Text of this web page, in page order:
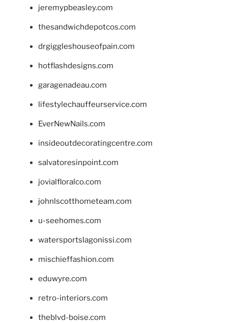
jeremypbeasley.com
thesandwichdepotcos.com
drgiggleshouseofpain.com
hotflashdesigns.com
garagenadeau.com
lifestylechauffeurservice.com
EverNewNails.com
insideoutdecoratingcentre.com
salvatoresinpoint.com
jovialfloralco.com
johnlscotthometeam.com
u-seehomes.com
watersportslagonissi.com
mischieffashion.com
eduwyre.com
retro-interiors.com
theblvd-boise.com